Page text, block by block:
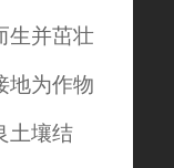
生并茁壮
地为作物
土壤结